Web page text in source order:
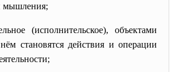
мышления;
(исполнительское), объектами
становятся действия и операции